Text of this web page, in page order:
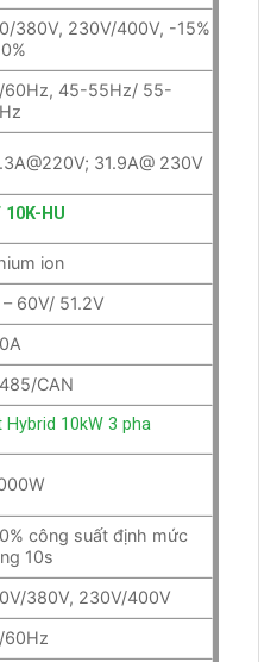
380V, 230V/400V, -15%
60Hz, 45-55Hz/ 55-
31.9A@ 230V
HU
ion
60V/ 51.2V
CAN
10kW 3 pha
công suất định mức
10s
380V, 230V/400V
60Hz